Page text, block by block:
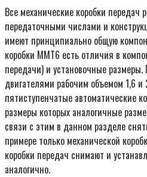
Все механические коробки передач
передаточными числами и
имеют принципиально общую
коробки MMT6 есть отличия в
передачи) и установочные размеры.
двигателями рабочим объемом 1,6
пятиступенчатые автоматические
размеры которых аналогичные
связи с этим в данном разделе
примере только механической
коробки передач снимают и
аналогично.